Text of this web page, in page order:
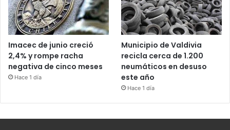
Imacec de junio creció
2,4% y rompe racha
negativa de cinco meses
Hace 1 día
Municipio de Valdivia
recicla cerca de 1.200
neumáticos en desuso
este año
Hace 1 día